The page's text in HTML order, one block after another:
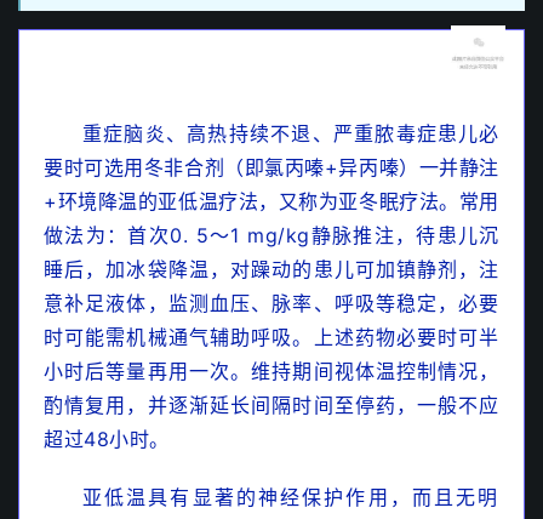
与共识
【收藏/图文】最新儿童铜代谢异常诊治指南
PALS课程之儿童休克的处理
重症脑炎、高热持续不退、严重脓毒症患儿必
要时可选用冬非合剂（即氯丙嗪+异丙嗪）一并静注
+环境降温的亚低温疗法，又称为亚冬眠疗法。常用
做法为：首次0. 5～1 mg/kg静脉推注，待患儿沉
睡后，加冰袋降温，对躁动的患儿可加镇静剂，注
意补足液体，监测血压、脉率、呼吸等稳定，必要
时可能需机械通气辅助呼吸。上述药物必要时可半
小时后等量再用一次。维持期间视体温控制情况，
酌情复用，并逐渐延长间隔时间至停药，一般不应
超过48小时。
亚低温具有显著的神经保护作用，而且无明